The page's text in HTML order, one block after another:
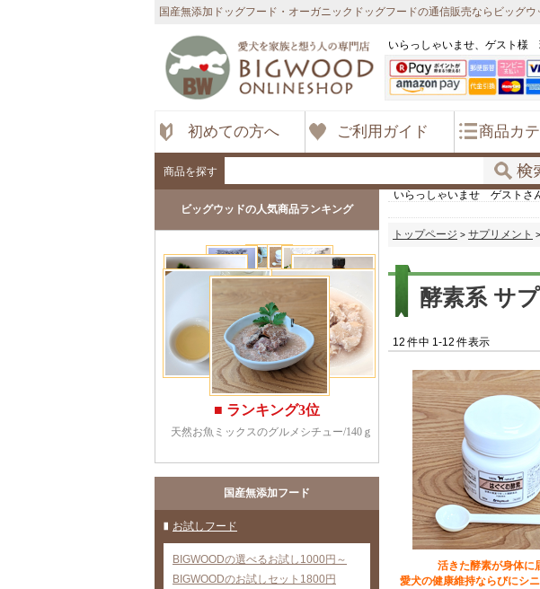
国産無添加ドッグフード・オーガニックドッグフードの通信販売ならビッグ
いらっしゃいませ、ゲスト様
初めての方へ ご利用ガイド 商品カ
商品を探す
ビッグウッドの人気商品ランキング
国産無添加フード
お試しフード
BIGWOODの選べるお試し1000円～
BIGWOODのお試しセット1800円
いらっしゃいませ ゲストさ
トップページ > サプリメント
酵素系 サ
12 件中 1-12 件表示
活きた酵素が身体に
愛犬の健康維持ならびにシニ